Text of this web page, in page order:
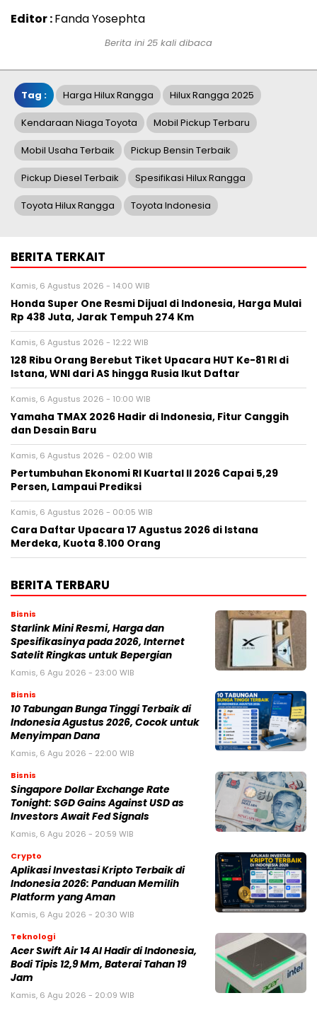
Editor :Fanda Yosephta
Berita ini 25 kali dibaca
Tag : Harga Hilux Rangga Hilux Rangga 2025
Kendaraan Niaga Toyota Mobil Pickup Terbaru
Mobil Usaha Terbaik Pickup Bensin Terbaik
Pickup Diesel Terbaik Spesifikasi Hilux Rangga
Toyota Hilux Rangga Toyota Indonesia
BERITA TERKAIT
Kamis, 6 Agustus 2026 - 14:00 WIB
Honda Super One Resmi Dijual di Indonesia, Harga Mulai
Rp 438 Juta, Jarak Tempuh 274 Km
Kamis, 6 Agustus 2026 - 12:22 WIB
128 Ribu Orang Berebut Tiket Upacara HUT Ke-81 RI di
Istana, WNI dari AS hingga Rusia Ikut Daftar
Kamis, 6 Agustus 2026 - 10:00 WIB
Yamaha TMAX 2026 Hadir di Indonesia, Fitur Canggih
dan Desain Baru
Kamis, 6 Agustus 2026 - 02:00 WIB
Pertumbuhan Ekonomi RI Kuartal II 2026 Capai 5,29
Persen, Lampaui Prediksi
Kamis, 6 Agustus 2026 - 00:05 WIB
Cara Daftar Upacara 17 Agustus 2026 di Istana
Merdeka, Kuota 8.100 Orang
BERITA TERBARU
Bisnis
Starlink Mini Resmi, Harga dan
Spesifikasinya pada 2026, Internet
Satelit Ringkas untuk Bepergian
Kamis, 6 Agu 2026 - 23:00 WIB
Bisnis
10 Tabungan Bunga Tinggi Terbaik di
Indonesia Agustus 2026, Cocok untuk
Menyimpan Dana
Kamis, 6 Agu 2026 - 22:00 WIB
Bisnis
Singapore Dollar Exchange Rate
Tonight: SGD Gains Against USD as
Investors Await Fed Signals
Kamis, 6 Agu 2026 - 20:59 WIB
Crypto
Aplikasi Investasi Kripto Terbaik di
Indonesia 2026: Panduan Memilih
Platform yang Aman
Kamis, 6 Agu 2026 - 20:30 WIB
Teknologi
Acer Swift Air 14 AI Hadir di Indonesia,
Bodi Tipis 12,9 Mm, Baterai Tahan 19
Jam
Kamis, 6 Agu 2026 - 20:09 WIB